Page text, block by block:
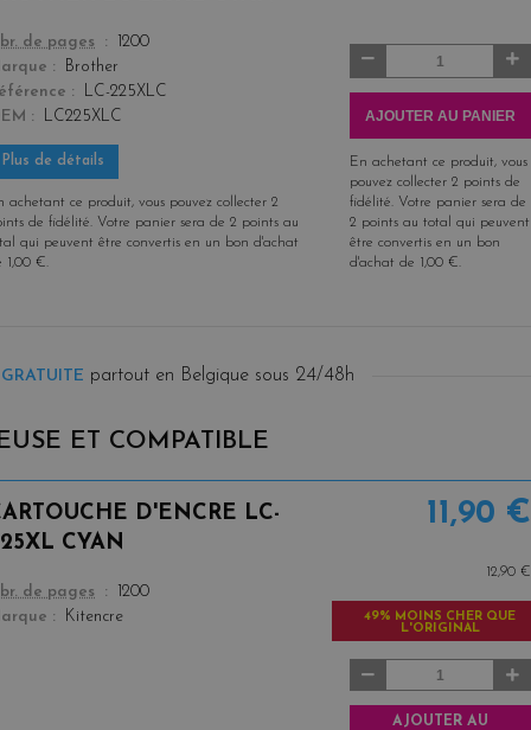
colorde pages
1200
Brother
LC-225XLC
LC225XLC
Plus de détails
achetant ce produit, vous pouvez collecter2
de fidélité. Votre panier sera de2 points au
qui peuvent être convertis en un bon d'achat
1,00 €.
AJOUTER AU PANIER
En achetant ce produit, vous
pouvez collecter 2 points de
fidélité. Votre panier sera de
2 pointsau total qui peuvent
être convertis en un bon
d'achat de
1,00 €.
partout en Belgique sous 24/48h
ET COMPATIBLE
D'ENCRE LC-
CYAN
colorde pages
1200
Kitencre
11,90 €
12,90 €
49% MOINS CHER QUE
L'ORIGINAL
AJOUTER AU